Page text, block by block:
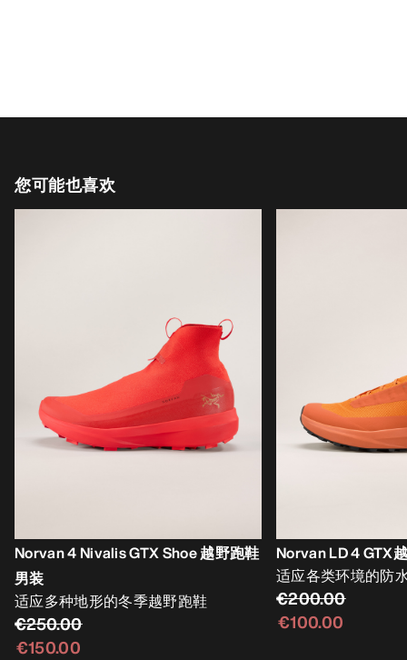
您可能也喜欢
Norvan 4 Nivalis GTX Shoe 越野跑鞋
男装
适应多种地形的冬季越野跑鞋
€250.00
€150.00
Norvan LD 4 GTX
适应各类环境的防
€200.00
€100.00